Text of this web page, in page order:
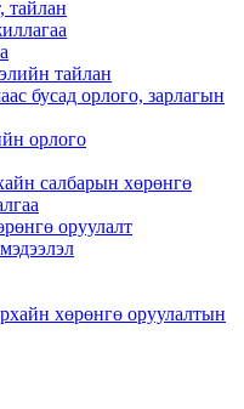
тайлан
тайлан
бусад орлого, зарлагын
орлого
салбарын хөрөнгө
оруулалт
хөрөнгө оруулалтын